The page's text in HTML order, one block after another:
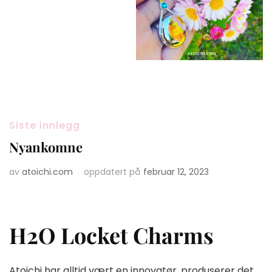
Siste innlegg
Nyankomne
av atoichi.com oppdatert på februar 12, 2023
H2O Locket Charms